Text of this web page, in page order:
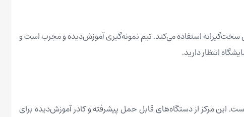
سخت‌گیرانه استفاده می‌کند. تیم نمونه‌گیری آموزش‌دیده و مجرب است و
انتظار دارید.
این مرکز از دستگاه‌های قابل حمل پیشرفته و کادر آموزش‌دیده برای